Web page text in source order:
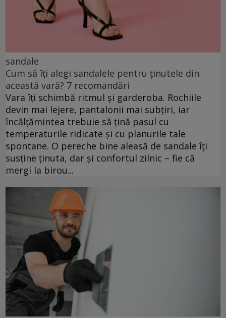
sandale
Cum să îți alegi sandalele pentru ținutele din
această vară? 7 recomandări
Vara îți schimbă ritmul și garderoba. Rochiile
devin mai lejere, pantalonii mai subțiri, iar
încălțămintea trebuie să țină pasul cu
temperaturile ridicate și cu planurile tale
spontane. O pereche bine aleasă de sandale îți
susține ținuta, dar și confortul zilnic – fie că
mergi la birou...